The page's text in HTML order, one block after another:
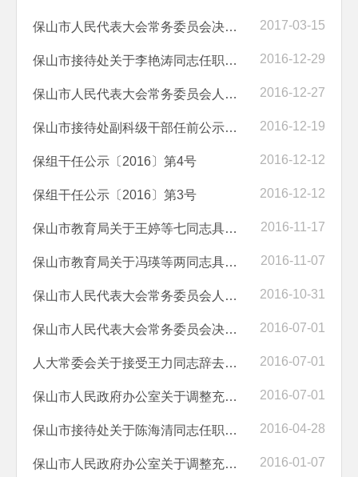
保山市人民代表大会常务委员会决定任命名单 2017-03-15
保山市接待处关于李艳涛同志任职的通知 2016-12-29
保山市人民代表大会常务委员会人事任免公告 2016-12-27
保山市接待处副科级干部任前公示公告 2016-12-19
保组干任公示〔2016〕第4号 2016-12-12
保组干任公示〔2016〕第3号 2016-12-12
保山市教育局关于王婷等七同志具有助理级专业技术职务任职资格的公示 2016-11-17
保山市教育局关于冯瑛等两同志具有二级教师专业技术职务任职资格的公示 2016-11-07
保山市人民代表大会常务委员会人事任免公告 2016-10-31
保山市人民代表大会常务委员会决定任免名单 2016-07-01
人大常委会关于接受王力同志辞去副市长职务请求的决定 2016-07-01
保山市人民政府办公室关于调整充实保山市政务公开领导小组的通知 2016-07-01
保山市接待处关于陈海清同志任职的决定 2016-04-28
保山市人民政府办公室关于调整充实保山市大瑞铁路建设指挥部的通知 2016-01-07